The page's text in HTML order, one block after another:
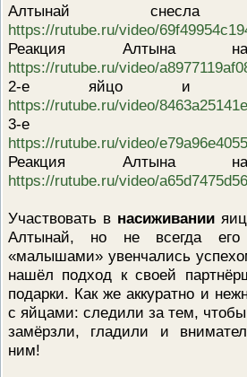
Алтынай
https://rutube.ru/video/
Реакция
https://rutube.ru/video/
2-е яйцо и
https://rutube.ru/video/
3-е
https://rutube.ru/video/
Реакция
https://rutube.ru/video/
Участвовать в насиживании
Алтынай, но не всегда
«малышами» увенчались
нашёл подход к своей
подарки. Как же аккуратно и
с яйцами: следили за тем,
замёрзли, гладили и
ним!